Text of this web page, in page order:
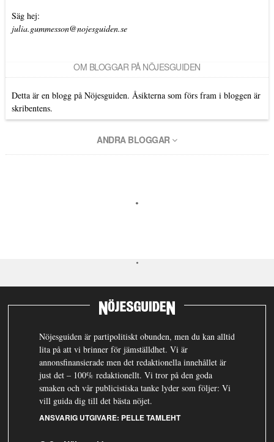
Säg hej:
julia.gummesson@nojesguiden.se
OM BLOGGAR PÅ NÖJESGUIDEN
Detta är en blogg på Nöjesguiden. Åsikterna som förs fram i bloggen är
skribentens.
ANDRA BLOGGAR
Nöjesguiden är partipolitiskt obunden, men du kan alltid
lita på att vi brinner för jämställdhet. Vi är
annonsfinansierade men det redaktionella innehållet är
just det – 100% redaktionellt. Vi tror på den goda
smaken och vår publicistiska tanke lyder som följer: Vi
vill guida dig till det bästa nöjet.
ANSVARIG UTGIVARE: PELLE TAMLEHT